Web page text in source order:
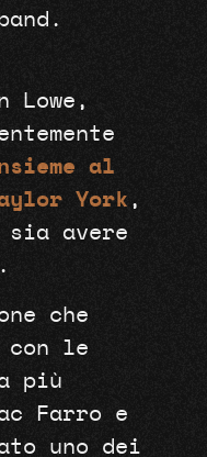
Lowe,
al
York ,
sia avere
che
con le
più
Farro e
uno dei